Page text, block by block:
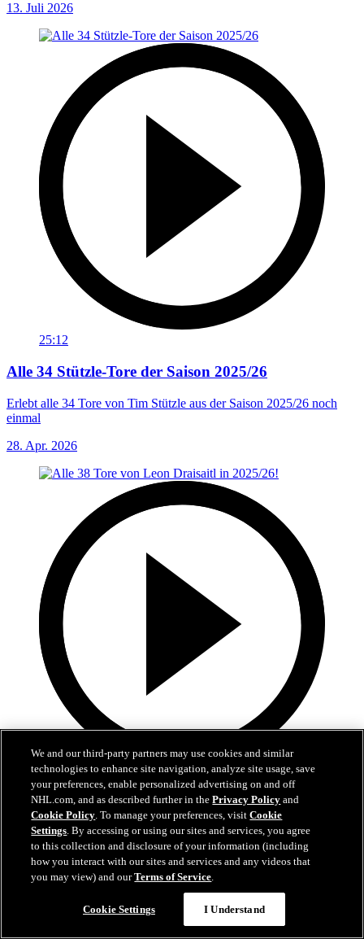
13. Juli 2026
25:12
Alle 34 Stützle-Tore der Saison 2025/26
Erlebt alle 34 Tore von Tim Stützle aus der Saison 2025/26 noch
einmal
28. Apr. 2026
Alle 38 Tore von Leon Draisaitl in 2025/26!
Erlebt alle Tore von Leon Draisaitl in der Saison 2025/26 noch
einmal
07. Mai 2026
We and our third-party partners may use cookies and similar
technologies to enhance site navigation, analyze site usage, save
your preferences, enable personalized advertising on and off
NHL.com, and as described further in thePrivacy Policy and
Cookie Policy. To manage your preferences, visitCookie
Settings. By accessing or using our sites and services, you agree
to this collection and disclosure of your information (including
how you interact with our sites and services and any videos that
you may view) and ourTerms of Service.
Cookie Settings I Understand